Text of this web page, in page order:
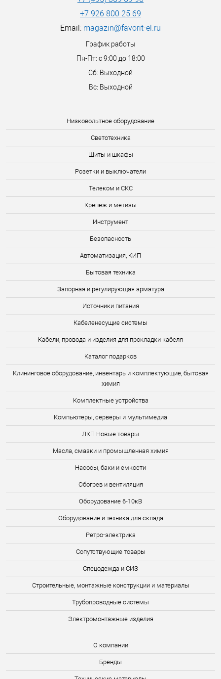
Низковольтное оборудование
Светотехника
Щиты и шкафы
Розетки и выключатели
Телеком и СКС
Крепеж и метизы
Инструмент
Безопасность
Автоматизация, КИП
Бытовая техника
Запорная и регулирующая арматура
Источники питания
Кабеленесущие системы
Кабели, провода и изделия для прокладки кабеля
Каталог подарков
Клининговое оборудование, инвентарь и комплектующие, бытовая
химия
Комплектные устройства
Компьютеры, серверы и мультимедиа
ЛКП Новые товары
Масла, смазки и промышленная химия
Насосы, баки и емкости
Обогрев и вентиляция
Оборудование 6-10кВ
Оборудование и техника для склада
Ретро-электрика
Сопутствующие товары
Спецодежда и СИЗ
Строительные, монтажные конструкции и материалы
Трубопроводные системы
Электромонтажные изделия
О компании
Бренды
+7 926 800 25 69
Email: magazin@favorit-el.ru
График работы
Пн-Пт: с 9:00 до 18:00
Сб: Выходной
Вс: Выходной